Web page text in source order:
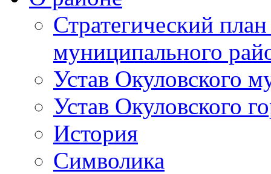
Стратегический
муниципального
Устав Окуловского
Устав Окуловского
История
Символика